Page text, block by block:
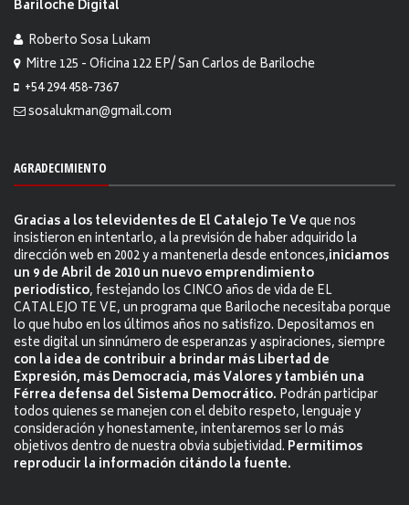
Bariloche Digital
Roberto Sosa Lukam
Mitre 125 - Oficina 122 EP/ San Carlos de Bariloche
+54 294 458-7367
sosalukman@gmail.com
AGRADECIMIENTO
Gracias a los televidentes de El Catalejo Te Veque nos
insistieron en intentarlo, a la previsión de haber adquirido la
dirección web en 2002 y a mantenerla desde entonces,iniciamos
un 9 de Abril de 2010 un nuevo emprendimiento
periodístico, festejando los CINCO años de vida de EL
CATALEJO TE VE, un programa que Bariloche necesitaba porque
lo que hubo en los últimos años no satisfizo. Depositamos en
este digital un sinnúmero de esperanzas y aspiraciones, siempre
con la idea de contribuir a brindar más Libertad de
Expresión, más Democracia, más Valores y también una
Férrea defensa del Sistema Democrático. Podrán participar
todos quienes se manejen con el debito respeto, lenguaje y
consideración y honestamente, intentaremos ser lo más
objetivos dentro de nuestra obvia subjetividad. Permitimos
reproducir la información citándo la fuente.